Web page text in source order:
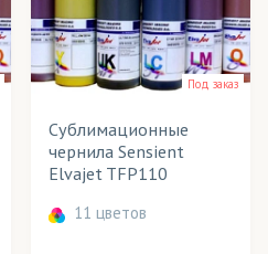
Под заказ
Сублимационные
чернила Sensient
Elvajet TFP110
11 цветов